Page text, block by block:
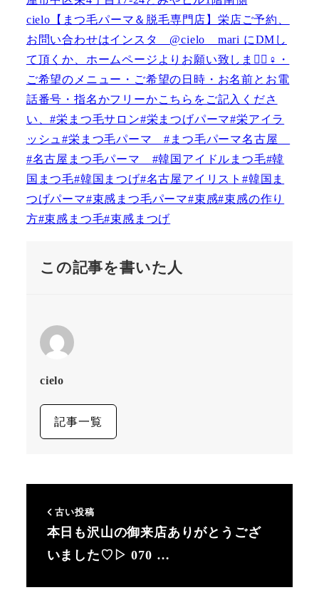
この記事を書いた人
cielo
記事一覧
古い投稿
本日も沢山の御来店ありがとうござ
いました♡▷ 070 …